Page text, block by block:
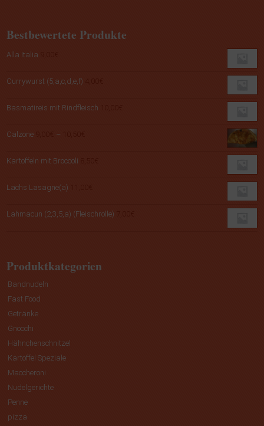
Bestbewertete Produkte
Alla Italia
Currywurst (5,a,c,d,e,f)
Basmatireis mit Rindfleisch
Calzone –
Kartoffeln mit Broccoli
Lachs Lasagne(a)
Lahmacun (2,3,5,a) (Fleischrolle)
Produktkategorien
Bandnudeln
Fast Food
Getränke
Gnocchi
Hähnchenschnitzel
Kartoffel Speziale
Maccheroni
Nudelgerichte
Penne
pizza